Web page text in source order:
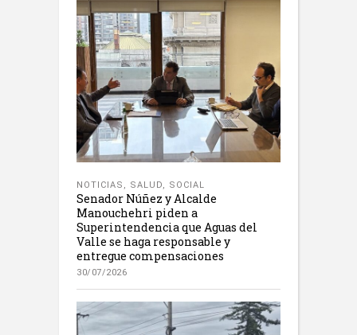
NOTICIAS , SALUD, SOCIAL
Senador Núñez y Alcalde
Manouchehri piden a
Superintendencia que Aguas del
Valle se haga responsable y
entregue compensaciones
30/07/2026